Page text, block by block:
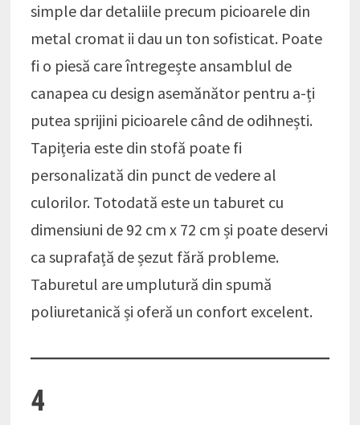
simple dar detaliile precum picioarele din
metal cromat ii dau un ton sofisticat. Poate
fi o piesă care întregește ansamblul de
canapea cu design asemănător pentru a-ți
putea sprijini picioarele când de odihnești.
Tapițeria este din stofă poate fi
personalizată din punct de vedere al
culorilor. Totodată este un taburet cu
dimensiuni de 92 cm x 72 cm și poate deservi
ca suprafață de șezut fără probleme.
Taburetul are umplutură din spumă
poliuretanică și oferă un confort excelent.
4